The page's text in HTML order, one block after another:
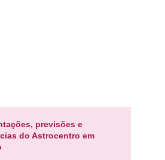
previsões e
do Astrocentro em